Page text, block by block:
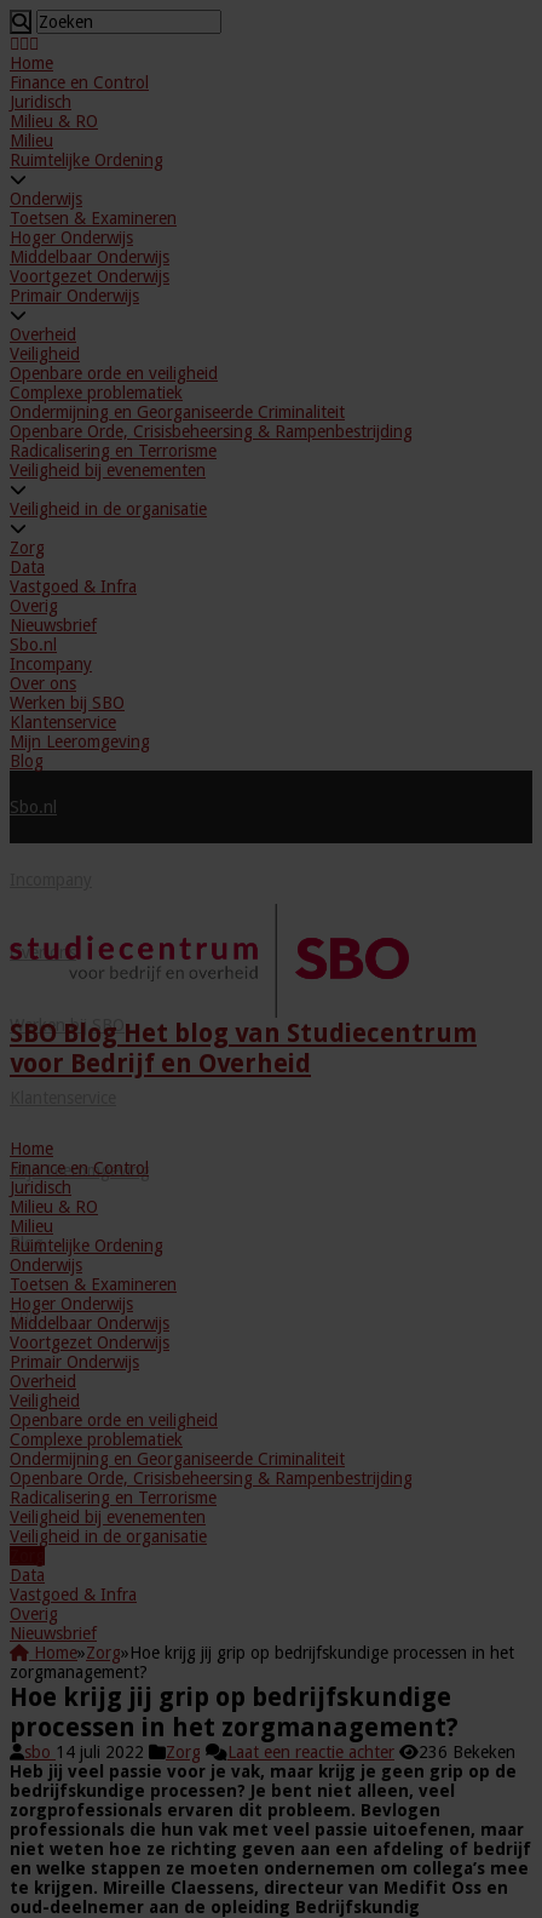
Home
Finance en Control
Juridisch
Milieu & RO
Milieu
Ruimtelijke Ordening
Onderwijs
Toetsen & Examineren
Hoger Onderwijs
Middelbaar Onderwijs
Voortgezet Onderwijs
Primair Onderwijs
Overheid
Veiligheid
Openbare orde en veiligheid
Complexe problematiek
Ondermijning en Georganiseerde Criminaliteit
Openbare Orde, Crisisbeheersing & Rampenbestrijding
Radicalisering en Terrorisme
Veiligheid bij evenementen
Veiligheid in de organisatie
Zorg
Data
Vastgoed & Infra
Overig
Nieuwsbrief
Sbo.nl
Incompany
Over ons
Werken bij SBO
Klantenservice
Mijn Leeromgeving
Blog
Sbo.nl
Over ons
Werken bij SBO
Mijn Leeromgeving
Blog
SBO Blog Het blog van Studiecentrum
voor Bedrijf en Overheid
Home
Finance en Control
Juridisch
Milieu & RO
Milieu
Ruimtelijke Ordening
Onderwijs
Toetsen & Examineren
Hoger Onderwijs
Middelbaar Onderwijs
Voortgezet Onderwijs
Primair Onderwijs
Overheid
Veiligheid
Openbare orde en veiligheid
Complexe problematiek
Ondermijning en Georganiseerde Criminaliteit
Openbare Orde, Crisisbeheersing & Rampenbestrijding
Radicalisering en Terrorisme
Veiligheid bij evenementen
Veiligheid in de organisatie
Data
Vastgoed & Infra
Overig
Nieuwsbrief
Home»Zorg»Hoe krijg jij grip op bedrijfskundige processen in het
zorgmanagement?
Hoe krijg jij grip op bedrijfskundige
processen in het zorgmanagement?
sbo 14 juli 2022 Zorg Laat een reactie achter
236 Bekeken
Heb jij veel passie voor je vak, maar krijg je geen grip op de
bedrijfskundige processen? Je bent niet alleen, veel
zorgprofessionals ervaren dit probleem. Bevlogen
professionals die hun vak met veel passie uitoefenen, maar
niet weten hoe ze richting geven aan een afdeling of bedrijf
en welke stappen ze moeten ondernemen om collega’s mee
te krijgen. Mireille Claessens, directeur van Medifit Oss en
oud-deelnemer aan de opleiding Bedrijfskundig